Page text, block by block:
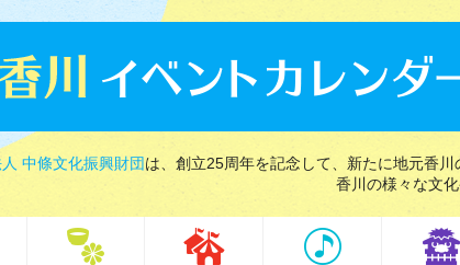
中條文化振興財団は、創立25周年を記念して、新たに地元香
香川の様々な文化